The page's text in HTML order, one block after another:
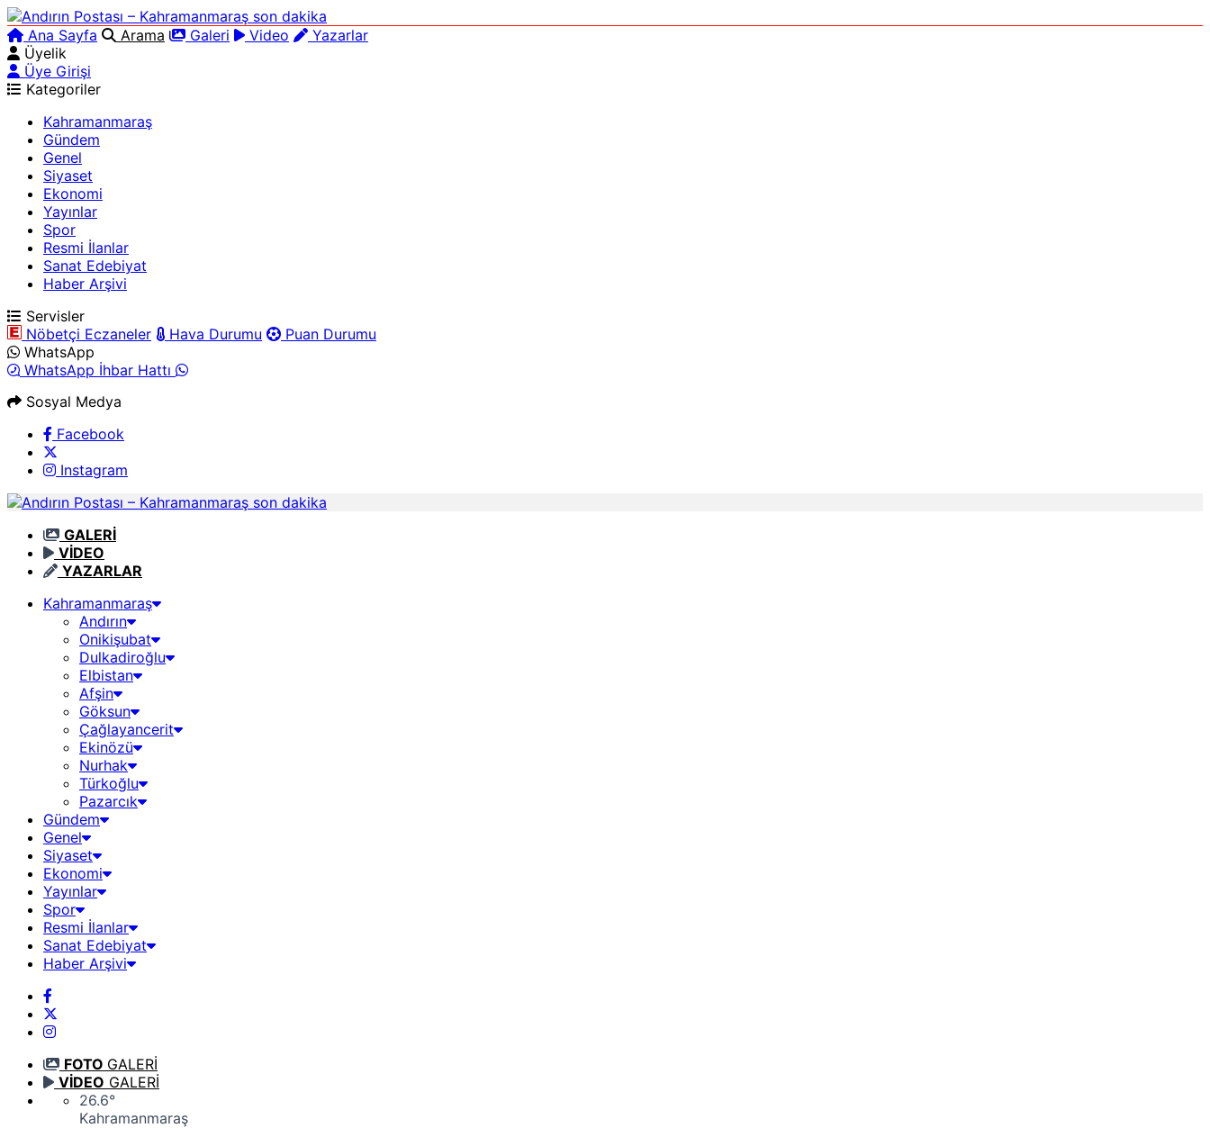
Ana Sayfa Arama Galeri Video
Yazarlar
Üyelik
Üye Girişi
Kategoriler
Kahramanmaraş
Gündem
Genel
Siyaset
Ekonomi
Yayınlar
Spor
Resmi İlanlar
Sanat Edebiyat
Haber Arşivi
Servisler
Nöbetçi Eczaneler
Hava Durumu
Puan Durumu
WhatsApp
WhatsApp İhbar Hattı
Sosyal Medya
Facebook
Instagram
GALERİ
VİDEO
YAZARLAR
Kahramanmaraş
Andırın
Onikişubat
Dulkadiroğlu
Elbistan
Afşin
Göksun
Çağlayancerit
Ekinözü
Nurhak
Türkoğlu
Pazarcık
Gündem
Genel
Siyaset
Ekonomi
Yayınlar
Spor
Resmi İlanlar
Sanat Edebiyat
Haber Arşivi
FOTO GALERİ
VİDEO GALERİ
26.6°
Kahramanmaraş